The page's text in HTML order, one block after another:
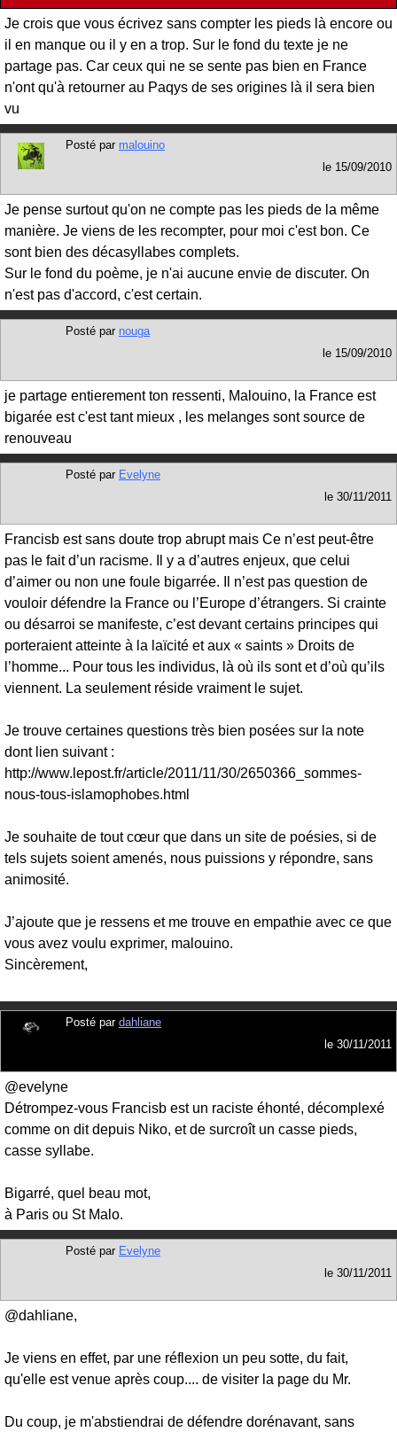
Je crois que vous écrivez sans compter les pieds là encore ou
il en manque ou il y en a trop. Sur le fond du texte je ne
partage pas. Car ceux qui ne se sente pas bien en France
n'ont qu'à retourner au Paqys de ses origines là il sera bien
vu
Posté par malouino
le 15/09/2010
Je pense surtout qu'on ne compte pas les pieds de la même
manière. Je viens de les recompter, pour moi c'est bon. Ce
sont bien des décasyllabes complets.
Sur le fond du poème, je n'ai aucune envie de discuter. On
n'est pas d'accord, c'est certain.
Posté par nouga
le 15/09/2010
je partage entierement ton ressenti, Malouino, la France est
bigarée est c'est tant mieux , les melanges sont source de
renouveau
Posté par Evelyne
le 30/11/2011
Francisb est sans doute trop abrupt mais Ce n’est peut-être
pas le fait d’un racisme. Il y a d’autres enjeux, que celui
d’aimer ou non une foule bigarrée. Il n’est pas question de
vouloir défendre la France ou l’Europe d’étrangers. Si crainte
ou désarroi se manifeste, c’est devant certains principes qui
porteraient atteinte à la laïcité et aux « saints » Droits de
l’homme... Pour tous les individus, là où ils sont et d’où qu’ils
viennent. La seulement réside vraiment le sujet.
Je trouve certaines questions très bien posées sur la note
dont lien suivant :
http://www.lepost.fr/article/2011/11/30/2650366_sommes-
nous-tous-islamophobes.html
Je souhaite de tout cœur que dans un site de poésies, si de
tels sujets soient amenés, nous puissions y répondre, sans
animosité.
J’ajoute que je ressens et me trouve en empathie avec ce que
vous avez voulu exprimer, malouino.
Sincèrement,
Posté par dahliane
le 30/11/2011
@evelyne
Détrompez-vous Francisb est un raciste éhonté, décomplexé
comme on dit depuis Niko, et de surcroît un casse pieds,
casse syllabe.
Bigarré, quel beau mot,
à Paris ou St Malo.
Posté par Evelyne
le 30/11/2011
@dahliane,
Je viens en effet, par une réflexion un peu sotte, du fait,
qu'elle est venue après coup.... de visiter la page du Mr.
Du coup, je m'abstiendrai de défendre dorénavant, sans